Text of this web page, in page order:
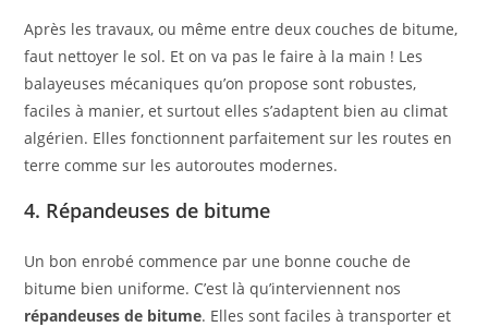
Après les travaux, ou même entre deux couches de bitume,
faut nettoyer le sol. Et on va pas le faire à la main ! Les
balayeuses mécaniques qu’on propose sont robustes,
faciles à manier, et surtout elles s’adaptent bien au climat
algérien. Elles fonctionnent parfaitement sur les routes en
terre comme sur les autoroutes modernes.
4. Répandeuses de bitume
Un bon enrobé commence par une bonne couche de
bitume bien uniforme. C’est là qu’interviennent nos
répandeuses de bitume. Elles sont faciles à transporter et